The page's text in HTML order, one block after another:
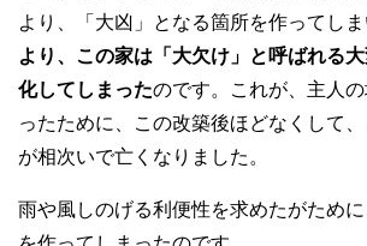
より、「大凶」となる箇所を作ってしま
より、この家は「大欠け」と呼ばれる
化してしまったのです。これが、主人
ったために、この改築後ほどなくして
が相次いで亡くなりました。
雨や風しのげる利便性を求めたがため